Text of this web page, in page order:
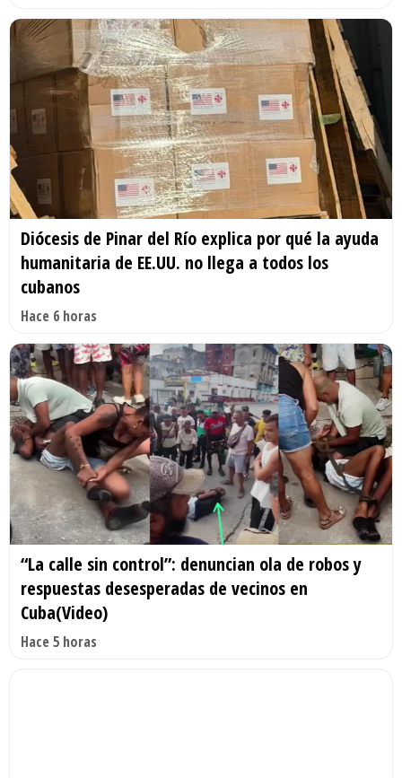
Diócesis de Pinar del Río explica por qué la ayuda
humanitaria de EE.UU. no llega a todos los
cubanos
Hace 6 horas
“La calle sin control”: denuncian ola de robos y
respuestas desesperadas de vecinos en
Cuba(Video)
Hace 5 horas